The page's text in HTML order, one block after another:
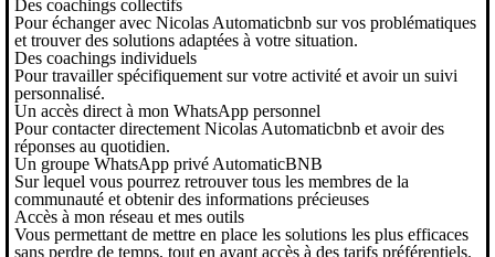
Des coachings collectifs
Pour échanger avec Nicolas Automaticbnb sur vos problématiques
et trouver des solutions adaptées à votre situation.
Des coachings individuels
Pour travailler spécifiquement sur votre activité et avoir un suivi
personnalisé.
Un accès direct à mon WhatsApp personnel
Pour contacter directement Nicolas Automaticbnb et avoir des
réponses au quotidien.
Un groupe WhatsApp privé AutomaticBNB
Sur lequel vous pourrez retrouver tous les membres de la
communauté et obtenir des informations précieuses
Accès à mon réseau et mes outils
Vous permettant de mettre en place les solutions les plus efficaces
sans perdre de temps, tout en ayant accès à des tarifs préférentiels.